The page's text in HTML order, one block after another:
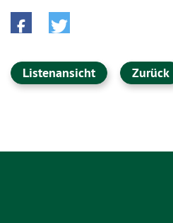
Listenansicht Zurück